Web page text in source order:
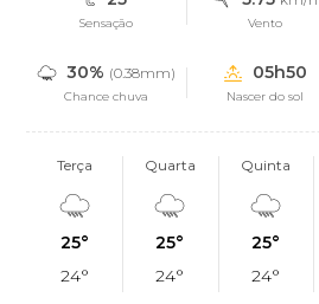
Sensação Vento
30% (0.38mm)
Chance chuva
05h50
Nascer do sol
Terça
25°
24°
Quarta
25°
24°
Quinta
25°
24°